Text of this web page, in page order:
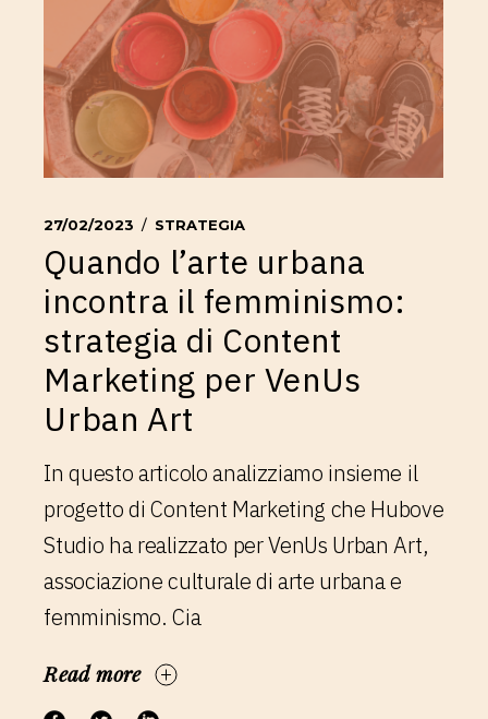
27/02/2023 STRATEGIA
Quando l’arte urbana
incontra il femminismo:
strategia di Content
Marketing per VenUs
Urban Art
In questo articolo analizziamo insieme il
progetto di Content Marketing che Hubove
Studio ha realizzato per VenUs Urban Art,
associazione culturale di arte urbana e
femminismo. Cia
Read more